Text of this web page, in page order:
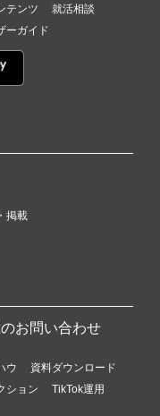
テンツ
就活相談
ーガイド
掲載
お問い合わせ
ウ
資料ダウンロード
ション
TikTok運用